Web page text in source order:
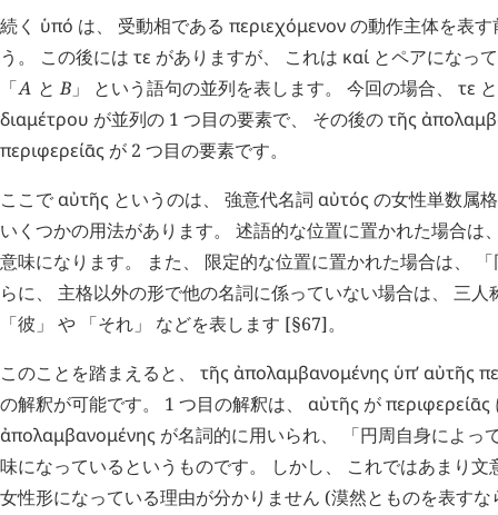
続く ὑπό は、 受動相である περιεχόμενονの動作主体を表
う。 この後には τε がありますが、 これは καί とペアになっ
「Α とΒ 」 という語句の並列を表します。 今回の場合、 τε
διαμέτρου が並列の 1 つ目の要素で、 その後のτῆς
περιφερείᾱς が 2 つ目の要素です。
ここで αὐτῆς というのは、 強意代名詞 αὐτός の女性単数属
いくつかの用法があります。 述語的な位置に置かれた場合は
意味になります。 また、 限定的な位置に置かれた場合は、
らに、 主格以外の形で他の名詞に係っていない場合は、 三
「彼」 や 「それ」 などを表します [§67]。
このことを踏まえると、 τῆς ἀπολαμβανομένης ὑπ’ αὐτῆς
の解釈が可能です。 1 つ目の解釈は、 αὐτῆς がπεριφερείᾱς
ἀπολαμβανομένης が名詞的に用いられ、 「円周自身によっ
味になっているというものです。 しかし、 これではあまり
女性形になっている理由が分かりません (漠然とものを表す